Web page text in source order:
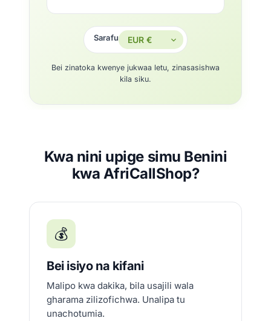
Sarafu
Bei zinatoka kwenye jukwaa letu, zinasasishwa
kila siku.
Kwa nini upige simu Benini
kwa AfriCallShop?
💰
Bei isiyo na kifani
Malipo kwa dakika, bila usajili wala
gharama zilizofichwa. Unalipa tu
unachotumia.